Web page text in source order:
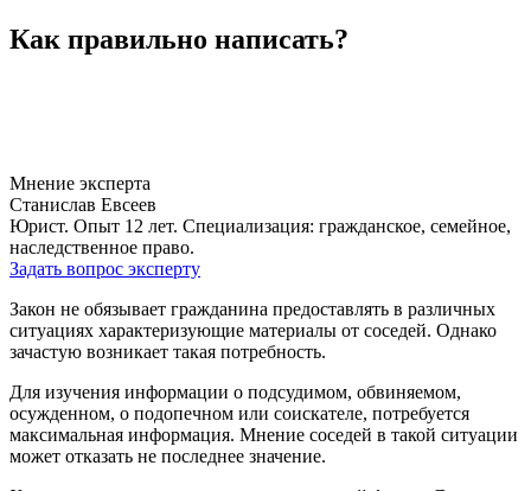
Как правильно написать?
Мнение эксперта
Станислав Евсеев
Юрист. Опыт 12 лет. Специализация: гражданское, семейное,
наследственное право.
Задать вопрос эксперту
Закон не обязывает гражданина предоставлять в различных
ситуациях характеризующие материалы от соседей. Однако
зачастую возникает такая потребность.
Для изучения информации о подсудимом, обвиняемом,
осужденном, о подопечном или соискателе, потребуется
максимальная информация. Мнение соседей в такой ситуации
может отказать не последнее значение.